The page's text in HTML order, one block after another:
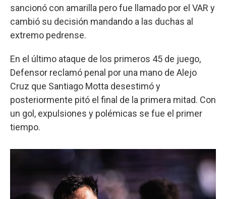
sancionó con amarilla pero fue llamado por el VAR y
cambió su decisión mandando a las duchas al
extremo pedrense.
En el último ataque de los primeros 45 de juego,
Defensor reclamó penal por una mano de Alejo
Cruz que Santiago Motta desestimó y
posteriormente pitó el final de la primera mitad. Con
un gol, expulsiones y polémicas se fue el primer
tiempo.